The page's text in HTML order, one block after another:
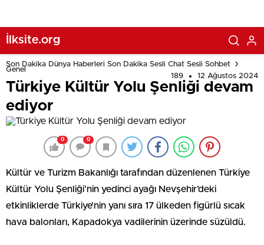
İlksite.org
Son Dakika Dünya Haberleri Son Dakika Sesli Chat Sesli Sohbet
Genel
189
12 Ağustos 2024
Türkiye Kültür Yolu Şenliği devam
ediyor
0 0
Kültür ve Turizm Bakanlığı tarafından düzenlenen Türkiye
Kültür Yolu Şenliği’nin yedinci ayağı Nevşehir’deki
etkinliklerde Türkiye’nin yanı sıra 17 ülkeden figürlü sıcak
hava balonları, Kapadokya vadilerinin üzerinde süzüldü.